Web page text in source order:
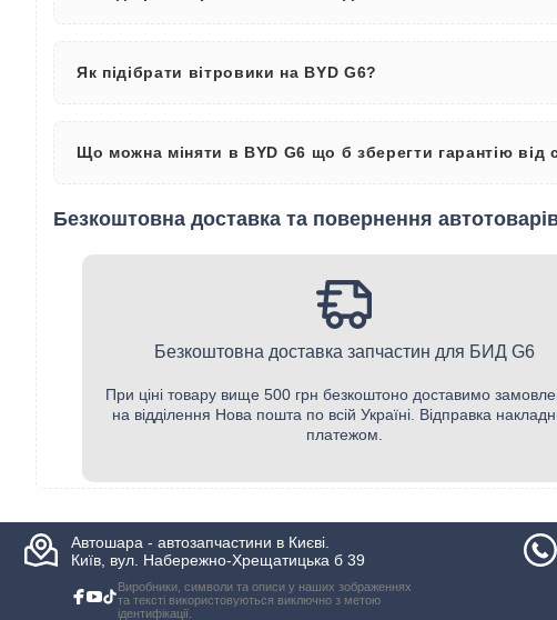
Як підібрати вітровики на BYD G6?
Що можна міняти в BYD G6 що б зберегти гарантію від
Безкоштовна доставка та повернення
Безкоштовна доставка запчастин для БИД G6
При ціні товару вище 500 грн безкоштоно доставимо
на відділення Нова пошта по всій Україні. Відправка
платежом.
Автошара - автозапчастини в Києві.
Київ, вул. Набережно-Хрещатицька б 39
Виробники, символи та описи у наших зображеннях
та тексті використовуються виключно з метою
ідентифікації.